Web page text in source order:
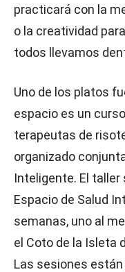
practicará con la
o la creatividad
todos llevamos
Uno de los platos
espacio es un
terapeutas de
organizado
Inteligente. El taller
Espacio de Salud
semanas, uno al
el Coto de la Isleta
Las sesiones